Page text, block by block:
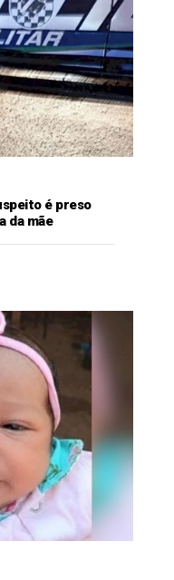
é preso
da mãe